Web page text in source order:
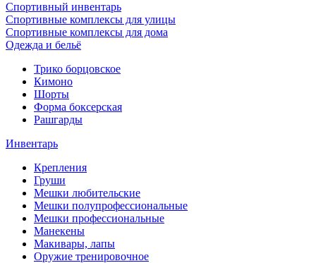
Спортивный инвентарь
Спортивные комплексы для улицы
Спортивные комплексы для дома
Одежда и бельё
Трико борцовское
Кимоно
Шорты
Форма боксерская
Рашгарды
Инвентарь
Крепления
Груши
Мешки любительские
Мешки полупрофессиональные
Мешки профессиональные
Манекены
Макивары, лапы
Оружие тренировочное